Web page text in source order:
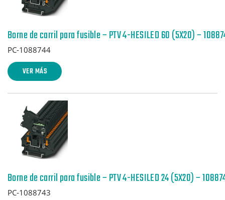
Borne de carril para fusible – PTV 4-HESILED 60 (5X20) –
PC-1088744
VER MÁS
Borne de carril para fusible – PTV 4-HESILED 24 (5X20) –
PC-1088743